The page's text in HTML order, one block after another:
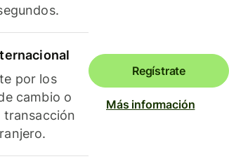
por los
cambio o
transacción
Regístrate
Más información